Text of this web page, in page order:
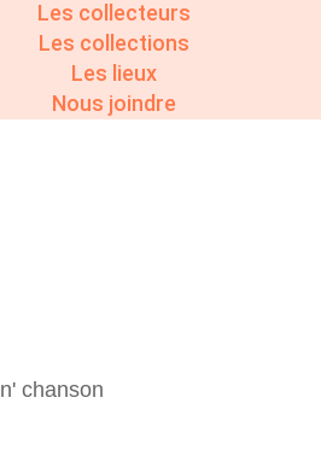
Les collecteurs
Les collections
Les lieux
Nous joindre
chanson